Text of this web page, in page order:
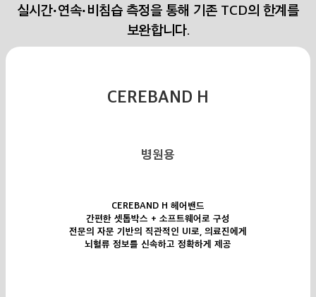
실시간·연속·비침습 측정을 통해 기존 TCD의 한계를
보완합니다.
CEREBAND H
병원용
CEREBAND H 헤어밴드
간편한 셋톱박스 + 소프트웨어로 구성
전문의 자문 기반의 직관적인 UI로, 의료진에게
뇌혈류 정보를 신속하고 정확하게 제공